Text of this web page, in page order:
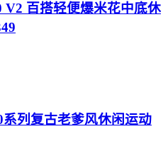
V2 百搭轻便爆米花中底休
系列复古老爹风休闲运动